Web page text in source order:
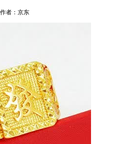
作者：京东